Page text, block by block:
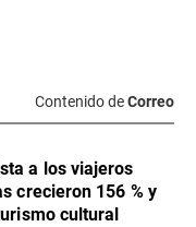
Contenido deCorreo
a los viajeros
crecieron 156 % y
cultural